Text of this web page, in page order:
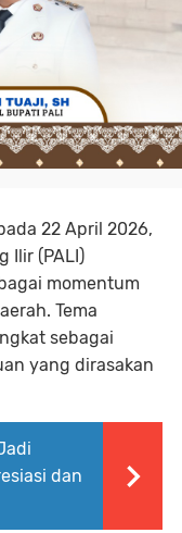
22 April 2026,
Ilir (PALI)
momentum
Tema
sebagai
yang dirasakan
dan